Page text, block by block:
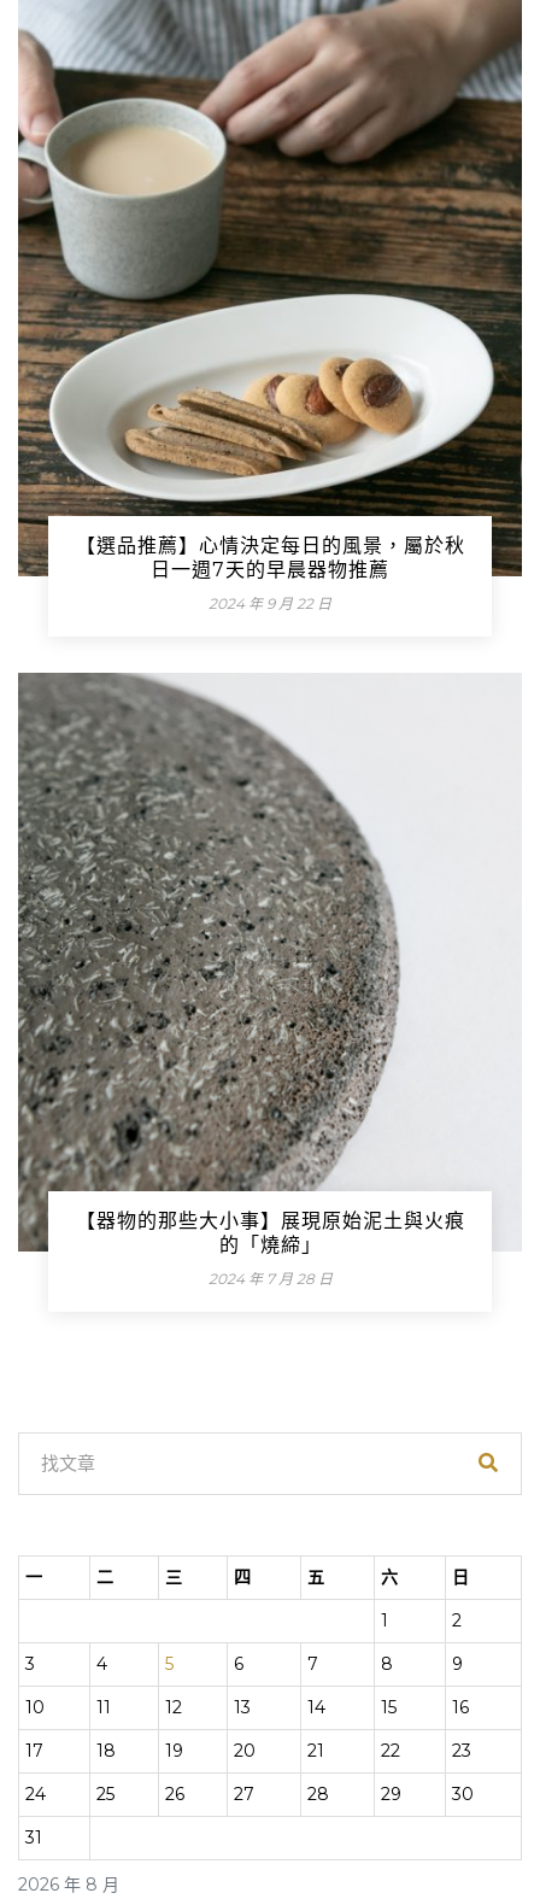
【選品推薦】心情決定每日的風景，屬於秋
日一週7天的早晨器物推薦
2024 年 9 月 22 日
【器物的那些大小事】展現原始泥土與火痕
的「燒締」
2024 年 7 月 28 日
2026 年 8 月
一 二 三 四 五 六
日
1
2
3
4 5 6 7 8
9
10
11 12 13 14 15
16
17
18 19 20 21 22
23
24
25 26 27 28 29
30
31